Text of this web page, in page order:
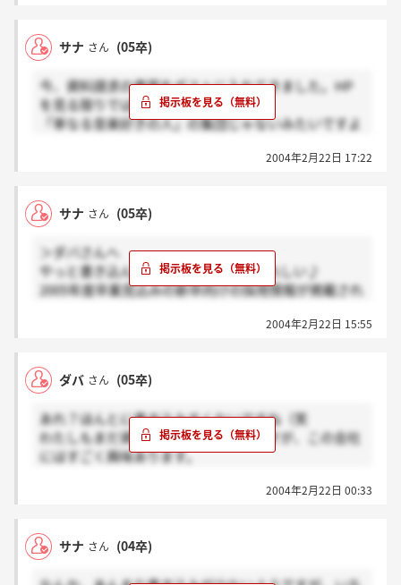
ぱり必要なのかな？今の時点で多くは求められないよ
うな気はするけれど、どうなんでしょうね？
ちなみにレコード買ったりはしますが、とくにDJはや
ってないです。でもクラブやイヴェントにはよく行き
ますよ～
サナ さん (05卒)
今、資料請求の書面をポストに入れてきました。HP
を見る限りでは、
「単なる音楽好きの人」の集団じゃないみたいですよ
そう考えると、音楽すごい好きだけど、そんなに詳し
い部分が多いような気がしてきました。ダバさんはDJ
とかやってらっしゃる方ですか？私はターンテーブル
です。
私の周りにDJが多かっただけです・・。ダバさんの情
報お待ちしていまっす。
2004年2月22日 17:22
サナ さん (05卒)
＞ダバさんへ
やっと書き込んでくれる人が現れてうれしい♪
2005年度卒業見込みの新卒向けの採用情報が掲載され
ね。。。
もっと情報交換できたらいいですね。
2004年2月22日 15:55
ダバ さん (05卒)
あれ？ほんとに書き込みすくないですね（笑
わたしもまだ資料請求はしてないんですが、この会社
にはすごく興味あります。
けれど、掲載されている採用情報は2005年度向けって
ことで良いんでしょうかね？
2004年2月22日 00:33
サナ さん (04卒)